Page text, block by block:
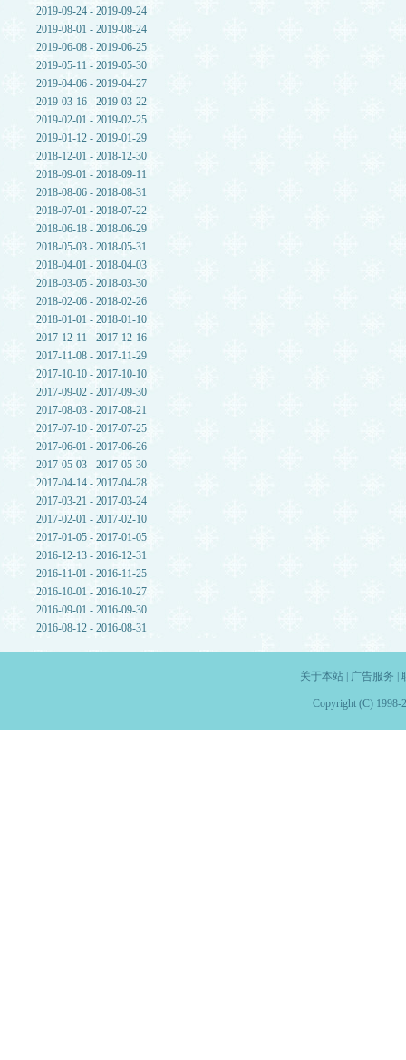
2019-09-24 - 2019-09-24
2019-08-01 - 2019-08-24
2019-06-08 - 2019-06-25
2019-05-11 - 2019-05-30
2019-04-06 - 2019-04-27
2019-03-16 - 2019-03-22
2019-02-01 - 2019-02-25
2019-01-12 - 2019-01-29
2018-12-01 - 2018-12-30
2018-09-01 - 2018-09-11
2018-08-06 - 2018-08-31
2018-07-01 - 2018-07-22
2018-06-18 - 2018-06-29
2018-05-03 - 2018-05-31
2018-04-01 - 2018-04-03
2018-03-05 - 2018-03-30
2018-02-06 - 2018-02-26
2018-01-01 - 2018-01-10
2017-12-11 - 2017-12-16
2017-11-08 - 2017-11-29
2017-10-10 - 2017-10-10
2017-09-02 - 2017-09-30
2017-08-03 - 2017-08-21
2017-07-10 - 2017-07-25
2017-06-01 - 2017-06-26
2017-05-03 - 2017-05-30
2017-04-14 - 2017-04-28
2017-03-21 - 2017-03-24
2017-02-01 - 2017-02-10
2017-01-05 - 2017-01-05
2016-12-13 - 2016-12-31
2016-11-01 - 2016-11-25
2016-10-01 - 2016-10-27
2016-09-01 - 2016-09-30
2016-08-12 - 2016-08-31
关于本站| 广告服务
Copyright (C) 1998-